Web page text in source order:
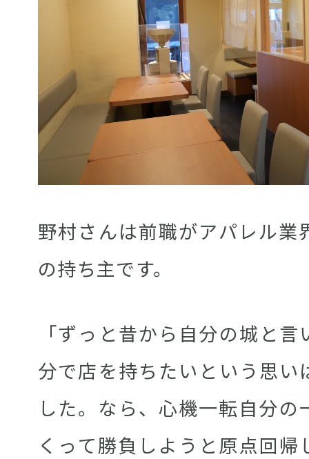
野村さんは前職がアパレル業
の持ち主です。
「ずっと昔から自分の城と
分で店を持ちたいという思い
した。なら、心機一転自分
くって勝負しようと原点回